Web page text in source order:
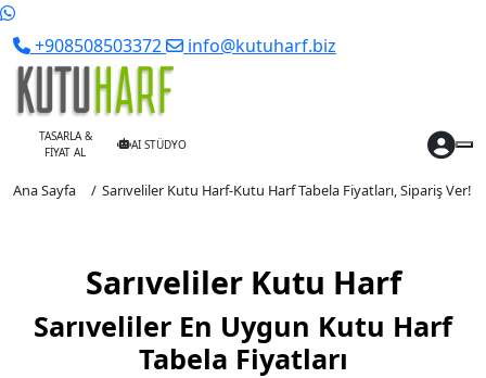
+908508503372 info@kutuharf.biz
TASARLA &
FİYAT AL
AI STÜDYO
Ana Sayfa Sarıveliler Kutu Harf-Kutu Harf Tabela Fiyatları, Sipariş Ver!
Sarıveliler Kutu Harf
Sarıveliler En Uygun Kutu Harf
Tabela Fiyatları